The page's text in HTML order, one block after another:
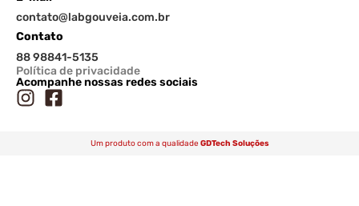
contato@labgouveia.com.br
Contato
88 98841-5135
Política de privacidade
Acompanhe nossas redes sociais
Um produto com a qualidade GDTech Soluções